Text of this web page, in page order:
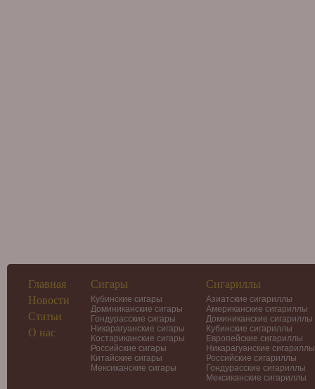
Главная
Новости
Статьи
О нас
Сигары
Кубинские сигары
Доминиканские сигары
Гондурасские сигары
Никарагуанские сигары
Костариканские сигары
Российские сигары
Китайские сигары
Мексиканские сигары
Сигариллы
Азиатские сигариллы
Американские сигариллы
Доминиканские сигариллы
Кубинские сигариллы
Европейские сигариллы
Никарагуанские сигариллы
Российские сигариллы
Гондурасские сигариллы
Мексиканские сигариллы